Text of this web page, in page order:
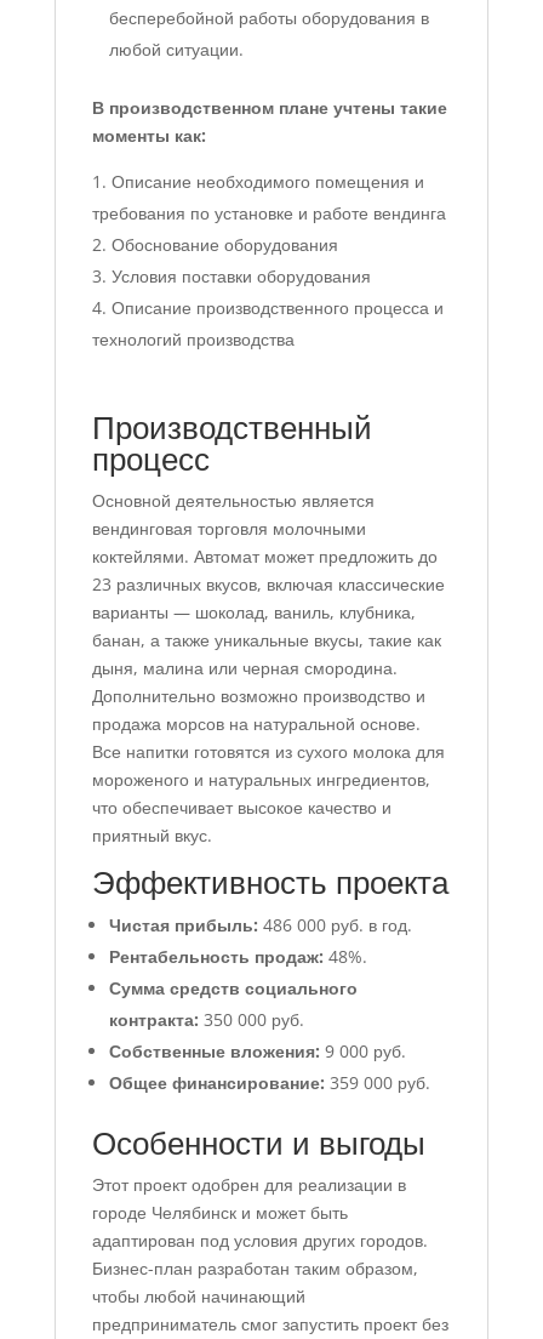
бесперебойной работы оборудования в
любой ситуации.
В производственном плане учтены такие
моменты как:
Описание необходимого помещения и
требования по установке и работе вендинга
Обоснование оборудования
Условия поставки оборудования
Описание производственного процесса и
технологий производства
Производственный
процесс
Основной деятельностью является
вендинговая торговля молочными
коктейлями. Автомат может предложить до
23 различных вкусов, включая классические
варианты — шоколад, ваниль, клубника,
банан, а также уникальные вкусы, такие как
дыня, малина или черная смородина.
Дополнительно возможно производство и
продажа морсов на натуральной основе.
Все напитки готовятся из сухого молока для
мороженого и натуральных ингредиентов,
что обеспечивает высокое качество и
приятный вкус.
Эффективность проекта
Чистая прибыль: 486 000 руб. в год.
Рентабельность продаж: 48%.
Сумма средств социального
контракта: 350 000 руб.
Собственные вложения: 9 000 руб.
Общее финансирование: 359 000 руб.
Особенности и выгоды
Этот проект одобрен для реализации в
городе Челябинск и может быть
адаптирован под условия других городов.
Бизнес-план разработан таким образом,
чтобы любой начинающий
предприниматель смог запустить проект без